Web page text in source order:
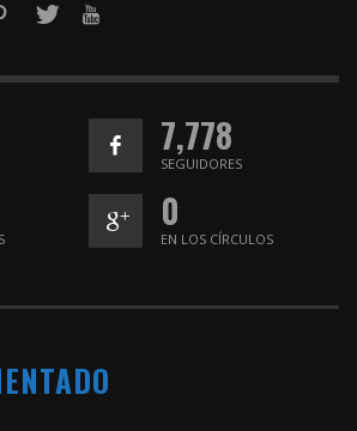
7,778
SEGUIDORES
0
EN LOS CÍRCULOS